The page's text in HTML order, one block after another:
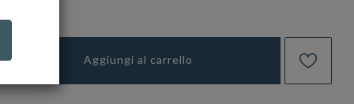
Aggiungi al carrello